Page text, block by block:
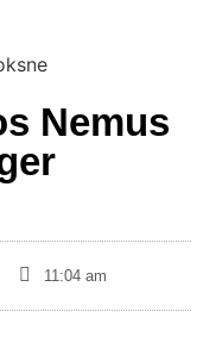
Nemus
11:04 am